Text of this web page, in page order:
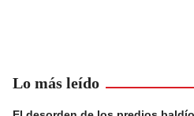
Lo más leído